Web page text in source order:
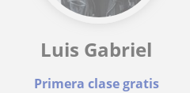
Luis Gabriel
Primera clase gratis